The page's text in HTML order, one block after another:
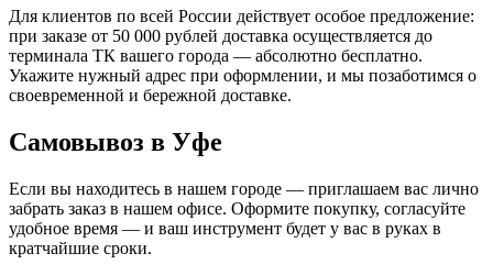
Для клиентов по всей России действует особое предложение:
при заказе от 50 000 рублей доставка осуществляется до
терминала ТК вашего города — абсолютно бесплатно.
Укажите нужный адрес при оформлении, и мы позаботимся о
своевременной и бережной доставке.
Самовывоз в Уфе
Если вы находитесь в нашем городе — приглашаем вас лично
забрать заказ в нашем офисе. Оформите покупку, согласуйте
удобное время — и ваш инструмент будет у вас в руках в
кратчайшие сроки.